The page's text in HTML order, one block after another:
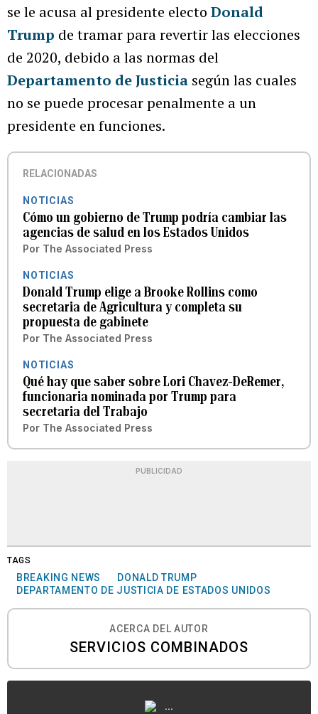
se le acusa al presidente electo Donald
Trump de tramar para revertir las elecciones
de 2020, debido a las normas del
Departamento de Justicia según las cuales
no se puede procesar penalmente a un
presidente en funciones.
RELACIONADAS
NOTICIAS
Cómo un gobierno de Trump podría cambiar las
agencias de salud en los Estados Unidos
Por The Associated Press
NOTICIAS
Donald Trump elige a Brooke Rollins como
secretaria de Agricultura y completa su
propuesta de gabinete
Por The Associated Press
NOTICIAS
Qué hay que saber sobre Lori Chavez-DeRemer,
funcionaria nominada por Trump para
secretaria del Trabajo
Por The Associated Press
PUBLICIDAD
TAGS
BREAKING NEWS
DONALD TRUMP
DEPARTAMENTO DE JUSTICIA DE ESTADOS UNIDOS
ACERCA DEL AUTOR
SERVICIOS COMBINADOS
...